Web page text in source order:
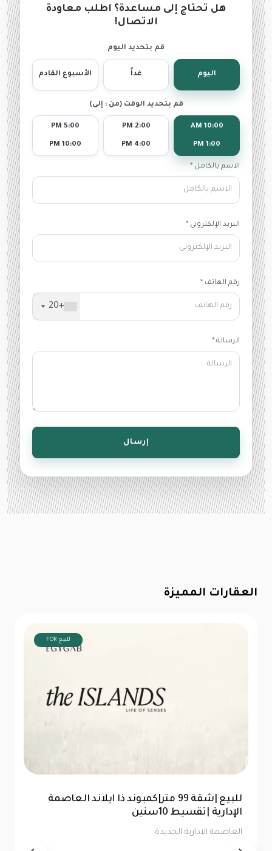
هل تحتاج إلى مساعدة؟ اطلب معاودة
الاتصال!
قم بتحديد اليوم
اليوم غداً الأسبوع القادم
قم بتحديد الوقت (من : إلى)
10:00 AM
1:00 PM
2:00 PM
4:00 PM
5:00 PM
10:00 PM
الاسم بالكامل *
البريد الإلكترونى *
رقم الهاتف *
+20
الرسالة *
إرسال
العقارات المميزة
FOR للبيع
للبيع |شقة 99 متر|كمبوند ذا ايلاند العاصمة
الإدارية |تقسيط 10سنين
العاصمة الادارية الجديدة